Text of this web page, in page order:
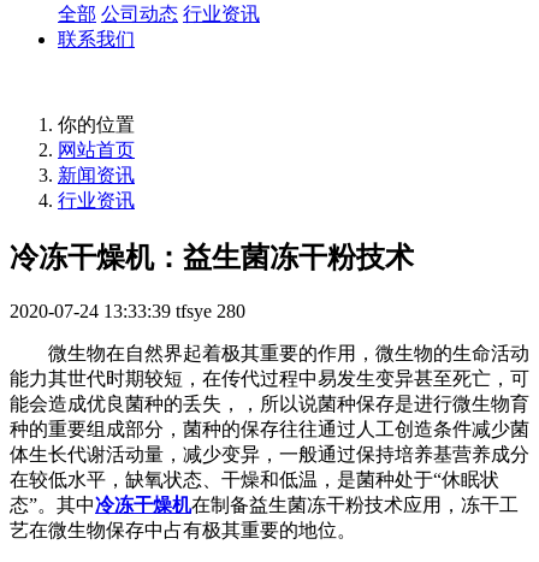
全部 公司动态 行业资讯
联系我们
你的位置
网站首页
新闻资讯
行业资讯
冷冻干燥机：益生菌冻干粉技术
2020-07-24 13:33:39 tfsye 280
微生物在自然界起着极其重要的作用，微生物的生命活动
能力其世代时期较短，在传代过程中易发生变异甚至死亡，可
能会造成优良菌种的丢失，，所以说菌种保存是进行微生物育
种的重要组成部分，菌种的保存往往通过人工创造条件减少菌
体生长代谢活动量，减少变异，一般通过保持培养基营养成分
在较低水平，缺氧状态、干燥和低温，是菌种处于“休眠状
态”。其中冷冻干燥机在制备益生菌冻干粉技术应用，冻干工
艺在微生物保存中占有极其重要的地位。